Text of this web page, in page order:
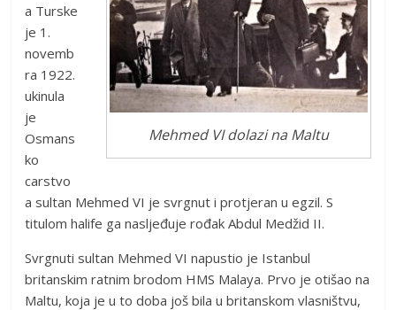
Mehmed VI dolazi na Maltu
a Turske
je 1.
novemb
ra 1922.
ukinula
je
Osmans
ko
carstvo
a sultan Mehmed VI je svrgnut i protjeran u egzil. S
titulom halife ga nasljeđuje rođak Abdul Medžid II.
Svrgnuti sultan Mehmed VI napustio je Istanbul
britanskim ratnim brodom HMS Malaya. Prvo je otišao na
Maltu, koja je u to doba još bila u britanskom vlasništvu,